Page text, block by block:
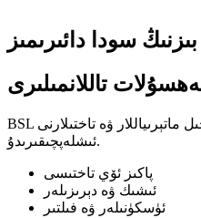
بىزنىڭ سودا دائىرىمىز
تاللانمىلىرى
BSL تەلەپلەرگە ئاساسەن ھەر خىل ماتېرىياللار ۋە تاختىلارنى
ئىشلەپچىقىرىدۇ.
پاكىز ئۆي تاختىسى
ئىشىك ۋە دېرىزىلەر
ئۈسكۈنىلەر ۋە فىلتىر